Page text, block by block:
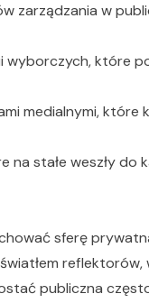
zarządzania w
które
medialnymi, które
stałe weszły do
sferę
reflektorów,
publiczna